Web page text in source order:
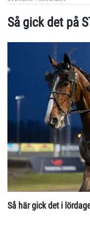
Så gick det på
Så här gick det i